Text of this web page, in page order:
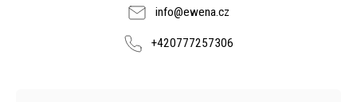
info@ewena.cz
+420777257306